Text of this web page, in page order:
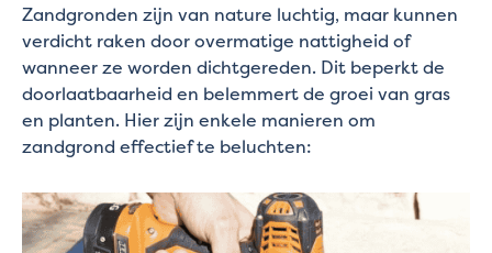
Zandgronden zijn van nature luchtig, maar kunnen
verdicht raken door overmatige nattigheid of
wanneer ze worden dichtgereden. Dit beperkt de
doorlaatbaarheid en belemmert de groei van gras
en planten. Hier zijn enkele manieren om
zandgrond effectief te beluchten: